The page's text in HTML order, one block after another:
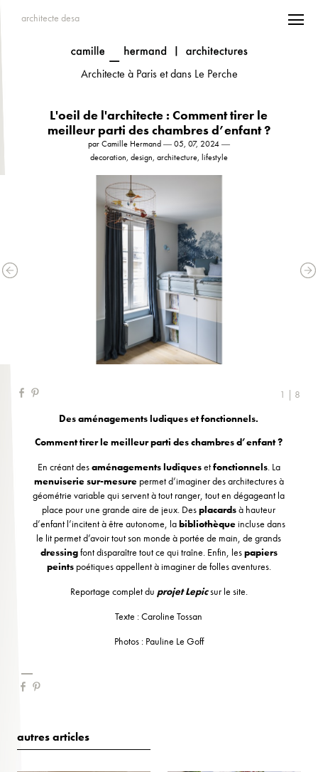
architecte desa
Architecte à Paris et dans Le Perche
L'oeil de l'architecte : Comment tirer le
meilleur parti des chambres d’enfant ?
par Camille Hermand ― 05, 07, 2024 ―
decoration, design, architecture, lifestyle
1 | 8
Des aménagements ludiques et fonctionnels.
Comment tirer le meilleur parti des chambres d’enfant ?
En créant desaménagementsludiquesetfonctionnels. La
menuiserie sur-mesure permet d’imaginer des architectures à
géométrie variable qui servent à tout ranger, tout en dégageant la
place pour une grande aire de jeux. Desplacardsà hauteur
d’enfant l’incitent à être autonome, labibliothèqueincluse dans
le lit permet d’avoir tout son monde à portée de main, de grands
dressingfont disparaître tout ce qui traîne. Enfin, lespapiers
peints poétiques appellent à imaginer de folles aventures.
Reportage complet du projet Lepicsur le site.
Texte : Caroline Tossan
Photos : Pauline Le Goff
autres articles